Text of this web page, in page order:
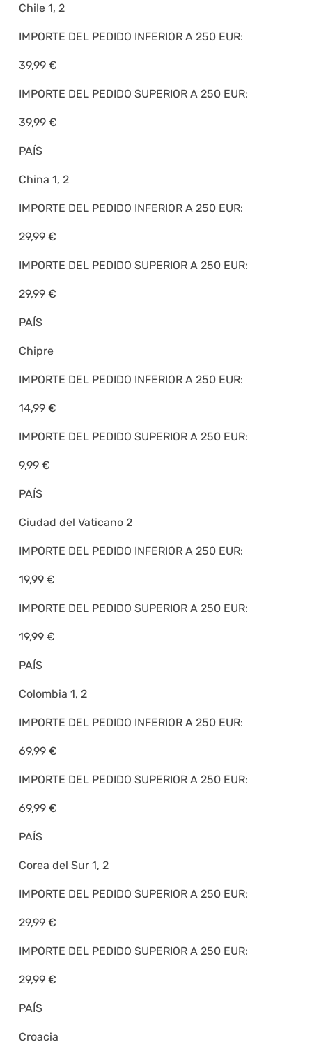
Chile 1, 2
IMPORTE DEL PEDIDO INFERIOR A 250 EUR:
39,99 €
IMPORTE DEL PEDIDO SUPERIOR A 250 EUR:
39,99 €
PAÍS
China 1, 2
IMPORTE DEL PEDIDO INFERIOR A 250 EUR:
29,99 €
IMPORTE DEL PEDIDO SUPERIOR A 250 EUR:
29,99 €
PAÍS
Chipre
IMPORTE DEL PEDIDO INFERIOR A 250 EUR:
14,99 €
IMPORTE DEL PEDIDO SUPERIOR A 250 EUR:
9,99 €
PAÍS
Ciudad del Vaticano 2
IMPORTE DEL PEDIDO INFERIOR A 250 EUR:
19,99 €
IMPORTE DEL PEDIDO SUPERIOR A 250 EUR:
19,99 €
PAÍS
Colombia 1, 2
IMPORTE DEL PEDIDO INFERIOR A 250 EUR:
69,99 €
IMPORTE DEL PEDIDO SUPERIOR A 250 EUR:
69,99 €
PAÍS
Corea del Sur 1, 2
IMPORTE DEL PEDIDO SUPERIOR A 250 EUR:
29,99 €
IMPORTE DEL PEDIDO SUPERIOR A 250 EUR:
29,99 €
PAÍS
Croacia